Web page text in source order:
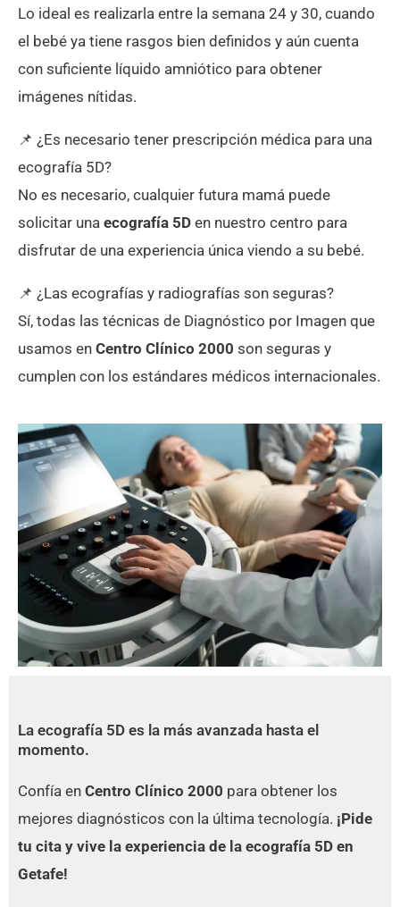
Lo ideal es realizarla entre la semana 24 y 30, cuando
el bebé ya tiene rasgos bien definidos y aún cuenta
con suficiente líquido amniótico para obtener
imágenes nítidas.
📌 ¿Es necesario tener prescripción médica para una
ecografía 5D?
No es necesario, cualquier futura mamá puede
solicitar una ecografía 5D en nuestro centro para
disfrutar de una experiencia única viendo a su bebé.
📌 ¿Las ecografías y radiografías son seguras?
Sí, todas las técnicas de Diagnóstico por Imagen que
usamos en Centro Clínico 2000 son seguras y
cumplen con los estándares médicos internacionales.
La ecografía 5D es la más avanzada hasta el
momento.
Confía en Centro Clínico 2000 para obtener los
mejores diagnósticos con la última tecnología. ¡Pide
tu cita y vive la experiencia de la ecografía 5D en
Getafe!